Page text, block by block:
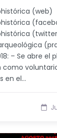
(web)
– Se abre el
como
en el…